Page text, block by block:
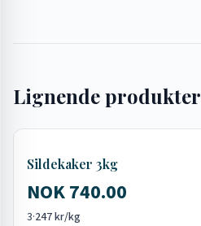
Lignende produkter
Sildekaker 3kg
NOK 740.00
3·247 kr/kg